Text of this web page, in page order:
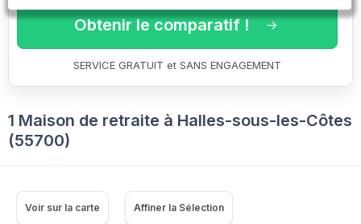
Obtenir le comparatif !
SERVICE GRATUIT et SANS ENGAGEMENT
1 Maison de retraite à Halles-sous-les-Côtes
(55700)
Voir sur la carte Affiner la Sélection